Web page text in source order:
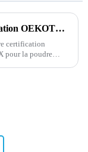
Certification OEKOTEX la plus récente concernant la poudre adhésive thermofusible
certification
pour la poudre